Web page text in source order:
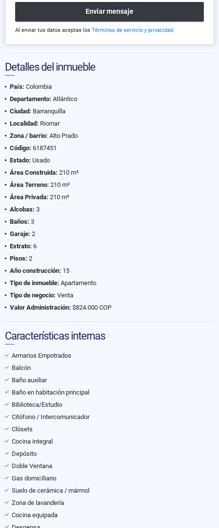
Enviar mensaje
Al enviar tus datos aceptas los Términos de servicio y privacidad
Detalles del inmueble
País: Colombia
Departamento: Atlántico
Ciudad: Barranquilla
Localidad: Riomar
Zona / barrio: Alto Prado
Código: 6187451
Estado: Usado
Área Construida: 210 m²
Área Terreno: 210 m²
Área Privada: 210 m²
Alcobas: 3
Baños: 3
Garaje: 2
Estrato: 6
Pisos: 2
Año construcción: 15
Tipo de inmueble: Apartamento
Tipo de negocio: Venta
Valor Administración: $824.000 COP
Características internas
Armarios Empotrados
Balcón
Baño auxiliar
Baño en habitación principal
Biblioteca/Estudio
Citófono / Intercomunicador
Clósets
Cocina integral
Depósito
Doble Ventana
Gas domiciliario
Suelo de cerámica / mármol
Zona de lavandería
Cocina equipada